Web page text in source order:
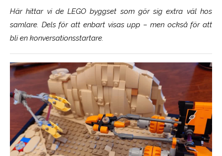
Här hittar vi de LEGO byggset som gör sig extra väl hos
samlare. Dels för att enbart visas upp – men också för att
bli en konversationsstartare.